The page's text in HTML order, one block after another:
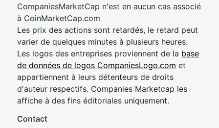
CompaniesMarketCap n'est en aucun cas associé
à CoinMarketCap.com
Les prix des actions sont retardés, le retard peut
varier de quelques minutes à plusieurs heures.
Les logos des entreprises proviennent de la base
de données de logos CompaniesLogo.com et
appartiennent à leurs détenteurs de droits
d'auteur respectifs. Companies Marketcap les
affiche à des fins éditoriales uniquement.
Contact